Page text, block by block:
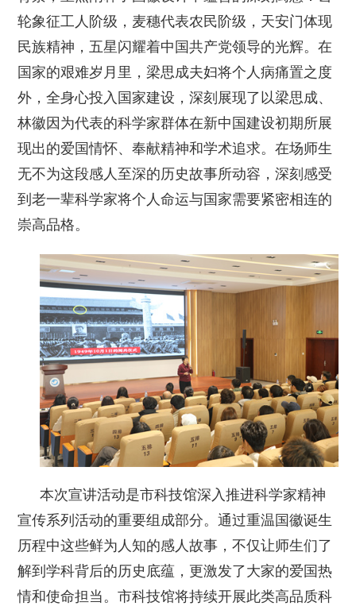
轮象征工人阶级，麦穗代表农民阶级，天安门体现
民族精神，五星闪耀着中国共产党领导的光辉。在
国家的艰难岁月里，梁思成夫妇将个人病痛置之度
外，全身心投入国家建设，深刻展现了以梁思成、
林徽因为代表的科学家群体在新中国建设初期所展
现出的爱国情怀、奉献精神和学术追求。在场师生
无不为这段感人至深的历史故事所动容，深刻感受
到老一辈科学家将个人命运与国家需要紧密相连的
崇高品格。
本次宣讲活动是市科技馆深入推进科学家精神
宣传系列活动的重要组成部分。通过重温国徽诞生
历程中这些鲜为人知的感人故事，不仅让师生们了
解到学科背后的历史底蕴，更激发了大家的爱国热
情和使命担当。市科技馆将持续开展此类高品质科